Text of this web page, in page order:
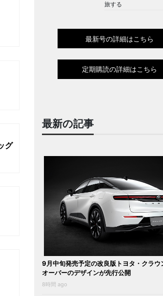
グ
旅する
最新号の詳細はこちら
定期購読の詳細はこちら
最新の記事
9月中旬発売予定の改良版トヨタ・クラウ
オーバーのデザインが先行公開
8時間 ago